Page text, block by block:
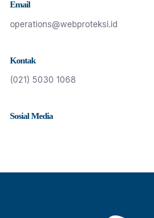
Email
operations@webproteksi.id
Kontak
(021) 5030 1068
Sosial Media